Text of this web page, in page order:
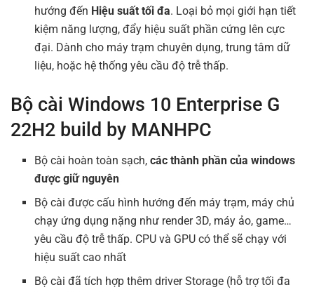
hướng đến Hiệu suất tối đa. Loại bỏ mọi giới hạn tiết
kiệm năng lượng, đẩy hiệu suất phần cứng lên cực
đại. Dành cho máy trạm chuyên dụng, trung tâm dữ
liệu, hoặc hệ thống yêu cầu độ trễ thấp.
Bộ cài Windows 10 Enterprise G
22H2 build by MANHPC
Bộ cài hoàn toàn sạch,các thành phần của windows
được giữ nguyên
Bộ cài được cấu hình hướng đến máy trạm, máy chủ
chạy ứng dụng nặng như render 3D, máy ảo, game…
yêu cầu độ trễ thấp. CPU và GPU có thể sẽ chạy với
hiệu suất cao nhất
Bộ cài đã tích hợp thêm driver Storage (hỗ trợ tối đa